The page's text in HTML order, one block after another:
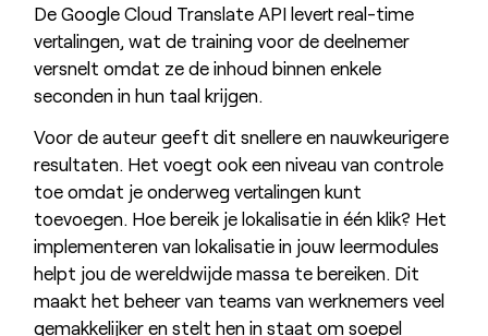
De Google Cloud Translate API levert real-time
vertalingen, wat de training voor de deelnemer
versnelt omdat ze de inhoud binnen enkele
seconden in hun taal krijgen.
Voor de auteur geeft dit snellere en nauwkeurigere
resultaten. Het voegt ook een niveau van controle
toe omdat je onderweg vertalingen kunt
toevoegen. Hoe bereik je lokalisatie in één klik? Het
implementeren van lokalisatie in jouw leermodules
helpt jou de wereldwijde massa te bereiken. Dit
maakt het beheer van teams van werknemers veel
gemakkelijker en stelt hen in staat om soepel